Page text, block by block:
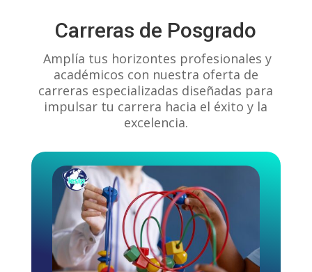
1 0
Carreras de Posgrado
Amplía tus horizontes profesionales y
académicos con nuestra oferta de
carreras especializadas diseñadas para
impulsar tu carrera hacia el éxito y la
excelencia.